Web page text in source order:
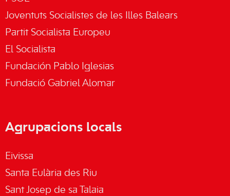
Joventuts Socialistes de les Illes Balears
Partit Socialista Europeu
El Socialista
Fundación Pablo Iglesias
Fundació Gabriel Alomar
Agrupacions locals
Eivissa
Santa Eulària des Riu
Sant Josep de sa Talaia